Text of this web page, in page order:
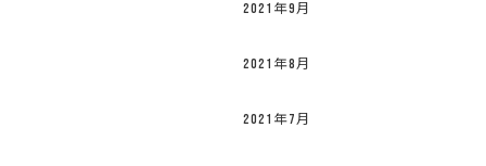
2021年9月
2021年8月
2021年7月